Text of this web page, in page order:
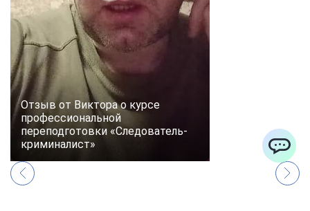
Отзыв от Виктора о курсе
профессиональной
переподготовки «Следователь-
криминалист»
ChatApp